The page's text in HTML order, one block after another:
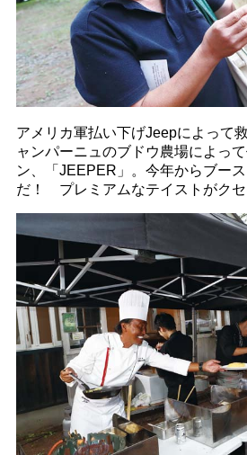
アメリカ軍払い下げJeepによって
ャンパーニュのブドウ農場によっ
ン、「JEEPER」。今年からブー
だ！ プレミアムなテイストがク